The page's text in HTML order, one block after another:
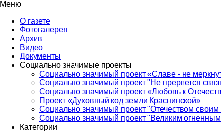
Меню
О газете
Фотогалерея
Архив
Видео
Документы
Социально значимые проекты
Социально значимый проект «Славе - не
Социально значимый проект "Не прервется
Социально значимый проект «Любовь к
Проект «Духовный код земли Краснинской»
Социально значимый проект "Отечеством своим
Социально значимый проект "Великим
Категории